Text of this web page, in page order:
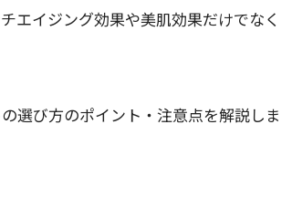
エイジング効果や美肌効果だけでなく
選び方のポイント・注意点を解説しま